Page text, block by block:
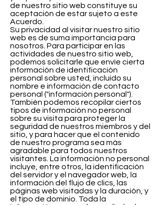
de nuestro sitio web constituye su
aceptación de estar sujeto a este
Acuerdo.
Su privacidad al visitar nuestro sitio
web es de suma importancia para
nosotros. Para participar en las
actividades de nuestro sitio web,
podemos solicitarle que envíe cierta
información de identificación
personal sobre usted, incluido su
nombre e información de contacto
personal ("información personal").
También podemos recopilar ciertos
tipos de información no personal
sobre su visita para proteger la
seguridad de nuestros miembros y del
sitio, y para hacer que el contenido
de nuestro programa sea más
agradable para todos nuestros
visitantes. La información no personal
incluye, entre otros, la identificación
del servidor y el navegador web, la
información del flujo de clics, las
páginas web visitadas y la duración, y
el tipo de dominio. Toda la